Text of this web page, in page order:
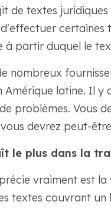
de textes
certaines
à partir duquel le
nombreux
latine. Il y
problèmes. Vous
devrez peut-
le plus dans la
vraiment est
textes couvrant un